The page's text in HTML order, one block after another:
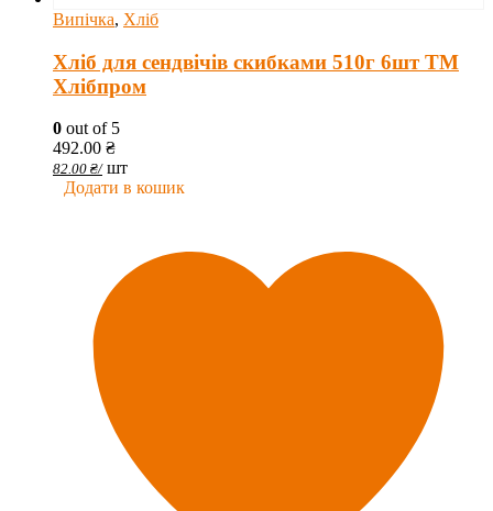
Випічка, Хліб
Хліб для сендвічів скибками 510г 6шт ТМ
Хлібпром
0 out of 5
492.00 ₴
82.00 ₴/ шт
Додати в кошик